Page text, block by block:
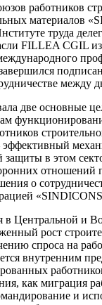
работ­ников
мате­риалов
труда
FILLEA CGIL
между
две основ­ные
эффективный
защиты в этом
отношений
о
в Централь­ной и
рост
спроса на
внутренним
как мигра­ция
и